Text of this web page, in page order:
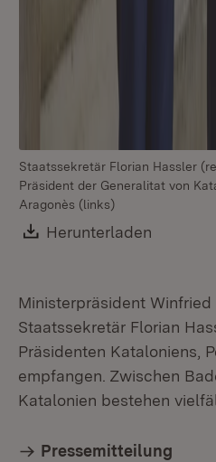
Staatssekretär Florian Hassler
Präsident der Generalitat von
Aragonès (links)
Download:
Herunterladen
Ministerpräsident
Staatssekretär Florian
Präsidenten Kataloniens,
empfangen. Zwischen
Katalonien bestehen
Pressemitteilung